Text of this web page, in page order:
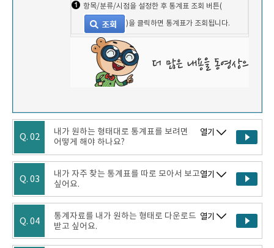
항목/분류/시점을 설정한 후 통계표 조회 버튼(
)을 클릭하면 통계표가 조회됩니다.
Q. 02
내가 원하는 형태대로 통계표를 보려면
어떻게 해야 하나요?
열기
Q. 03
내가 자주 찾는 통계표를 따로 모아서 보고
싶어요.
열기
Q. 04
통계자료를 내가 원하는 형태로 다운로드
받고 싶어요.
열기